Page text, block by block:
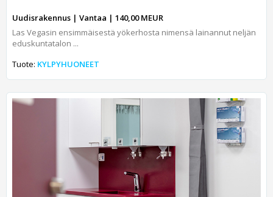
Uudisrakennus | Vantaa | 140,00 MEUR
Las Vegasin ensimmäisestä yökerhosta nimensä lainannut neljän
eduskuntatalon ...
Tuote: KYLPYHUONEET